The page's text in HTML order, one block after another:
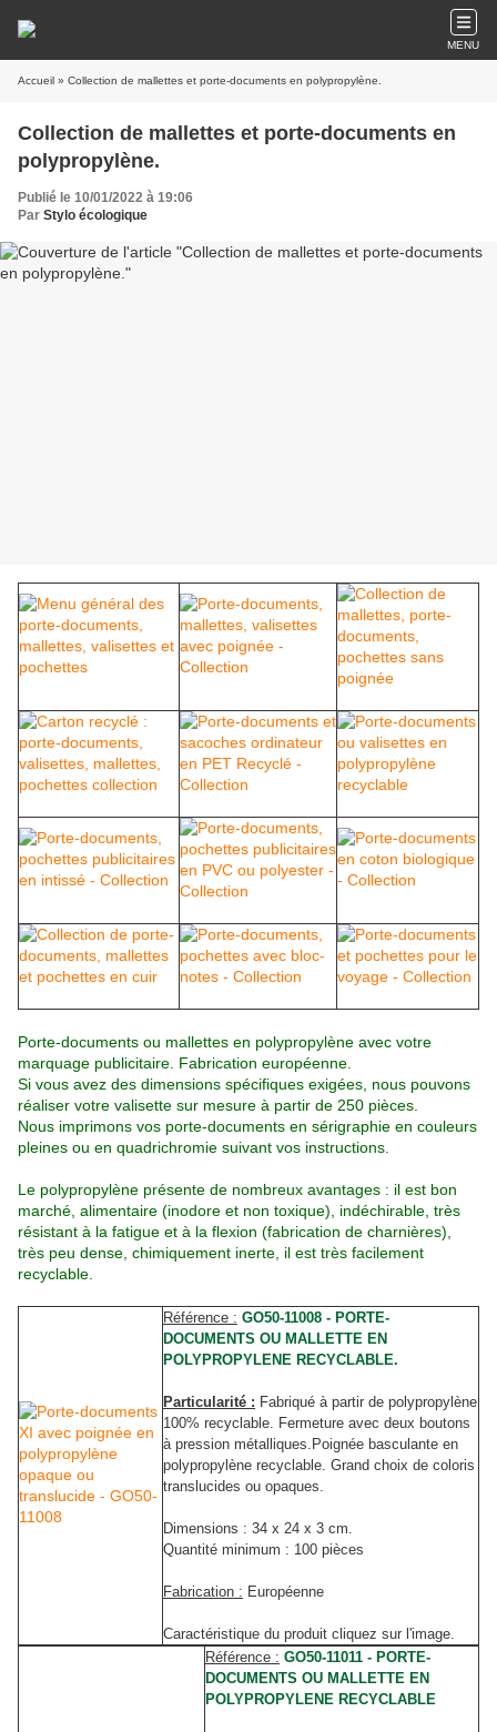
MENU
Accueil » Collection de mallettes et porte-documents en polypropylène.
Collection de mallettes et porte-documents en
polypropylène.
Publié le 10/01/2022 à 19:06
Par Stylo écologique
Porte-documents ou mallettes en polypropylène avec votre
marquage publicitaire. Fabrication européenne.
Si vous avez des dimensions spécifiques exigées, nous pouvons
réaliser votre valisette sur mesure à partir de 250 pièces.
Nous imprimons vos porte-documents en sérigraphie en couleurs
pleines ou en quadrichromie suivant vos instructions.
Le polypropylène présente de nombreux avantages : il est bon
marché, alimentaire (inodore et non toxique), indéchirable, très
résistant à la fatigue et à la flexion (fabrication de charnières),
très peu dense, chimiquement inerte, il est très facilement
recyclable.
Référence : GO50-11008 - PORTE-
DOCUMENTS OU MALLETTE EN
POLYPROPYLENE RECYCLABLE.
Particularité : Fabriqué à partir de polypropylène
100% recyclable. Fermeture avec deux boutons
à pression métalliques.Poignée basculante en
polypropylène recyclable. Grand choix de coloris
translucides ou opaques.
Dimensions : 34 x 24 x 3 cm.
Quantité minimum : 100 pièces
Fabrication : Européenne
Caractéristique du produit cliquez sur l'image.
Référence : GO50-11011 - PORTE-
DOCUMENTS OU MALLETTE EN
POLYPROPYLENE RECYCLABLE